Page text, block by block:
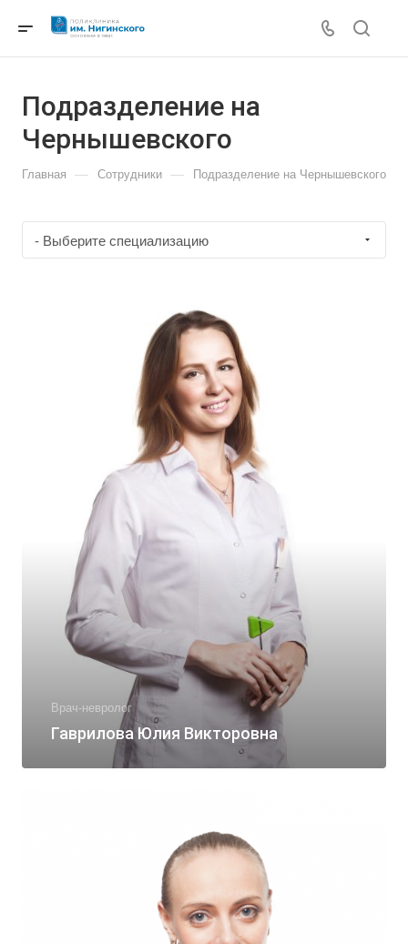
Подразделение на
Чернышевского
Главная — Сотрудники — Подразделение на Чернышевского
- Выберите специализацию
Врач-невролог
Гаврилова Юлия Викторовна